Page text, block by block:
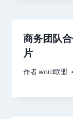
商务团队
片
作者word联盟